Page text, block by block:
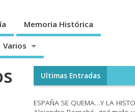
Memoria Histórica
Varios
Ultimas Entradas
ESPAÑA SE QUEMA…Y LA